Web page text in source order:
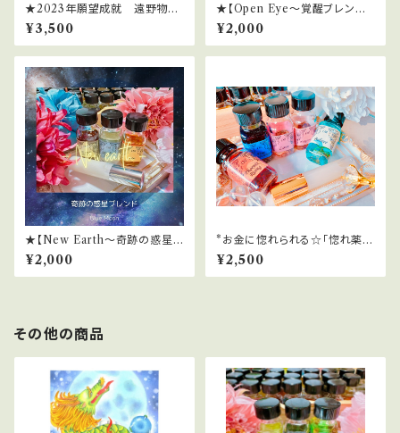
★2023年願望成就 遠野物語
＆愛子物語エネルギースプレー
[30ml]
¥3,500
★【Open Eye～覚醒ブレンド
～】2024ライオンズゲートサポ
ートスプレー
¥2,000
★【New Earth～奇跡の惑星ブ
レンド～】2024ライオンズゲー
トサポートスプレー
¥2,000
*お金に惚れられる☆「惚れ薬」
恋愛＆金運！超強力スプレー
¥2,500
その他の商品